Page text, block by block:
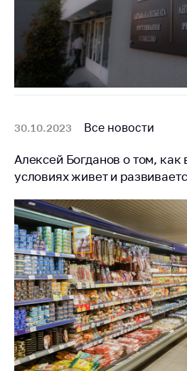
Адрес и режим
работы
Приемная
Министра
Горячая линия
государственный
орган
Важное на сайте
Сообщить о росте
цен
Ценообразование
на лекарственные
средства, изделия
медицинского
назначения и
медицинскую
технику
30.10.2023 Все новости
Алексей Богданов о том,
условиях живет и